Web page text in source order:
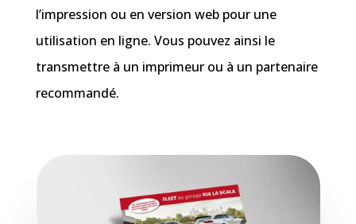
l’impression ou en version web pour une
utilisation en ligne. Vous pouvez ainsi le
transmettre à un imprimeur ou à un partenaire
recommandé.